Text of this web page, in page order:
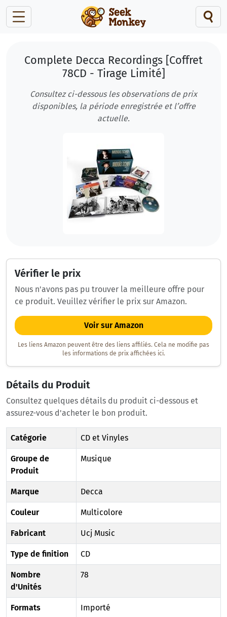
Complete Decca Recordings [Coffret
78CD - Tirage Limité]
Consultez ci-dessous les observations de prix
disponibles, la période enregistrée et l’offre
actuelle.
Vérifier le prix
Nous n'avons pas pu trouver la meilleure offre pour
ce produit. Veuillez vérifier le prix sur Amazon.
Voir sur Amazon
Les liens Amazon peuvent être des liens affiliés. Cela ne modifie pas
les informations de prix affichées ici.
Détails du Produit
Consultez quelques détails du produit ci-dessous et
assurez-vous d'acheter le bon produit.
Catégorie CD et Vinyles
Groupe de
Produit
Musique
Marque Decca
Couleur Multicolore
Fabricant Ucj Music
Type de finition CD
Nombre
d'Unités
78
Formats Importé